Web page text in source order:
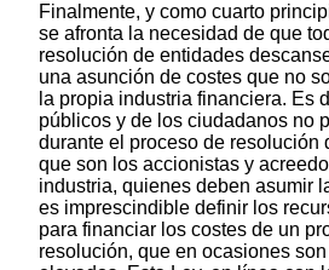
Finalmente, y como cuarto
se afronta la necesidad de que
resolución de entidades
una asunción de costes que no
la propia industria financiera. Es
públicos y de los ciudadanos no
durante el proceso de resolución
que son los accionistas y
industria, quienes deben asumir
es imprescindible definir los
para financiar los costes de un
resolución, que en ocasiones